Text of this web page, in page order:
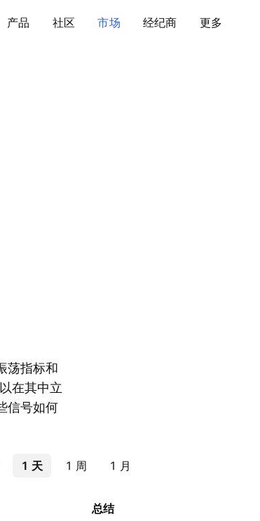
产品 社区 市场 经纪商 更多
荡指标和
在其中立
信号如何
1 天 1 周 1 月
总结